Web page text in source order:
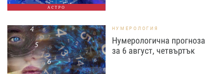
АСТРО
НУМЕРОЛОГИЯ
Нумерологична прогноза
за 6 август, четвъртък